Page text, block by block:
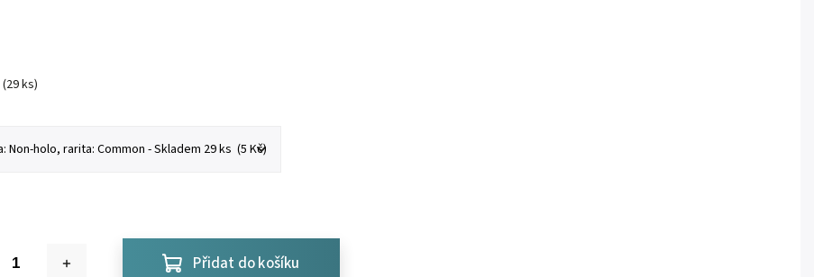
(29 ks)
Přidat do košíku